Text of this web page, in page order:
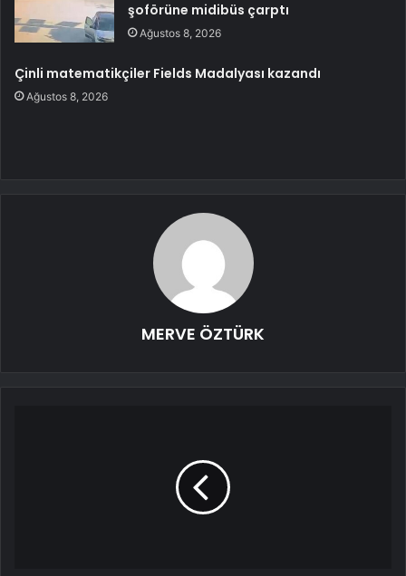
şoförüne midibüs çarptı
Ağustos 8, 2026
Çinli matematikçiler Fields Madalyası kazandı
Ağustos 8, 2026
MERVE ÖZTÜRK